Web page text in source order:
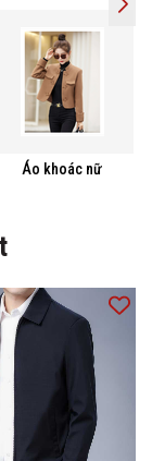
Áo khoác nữ